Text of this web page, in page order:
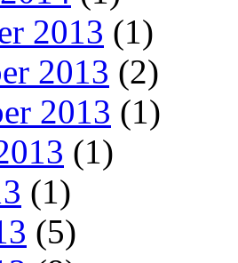
2013 (1)
2013 (2)
2013 (1)
(1)
(1)
(5)